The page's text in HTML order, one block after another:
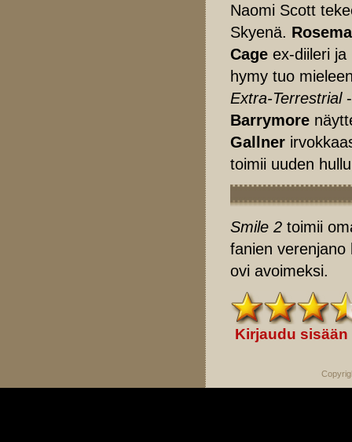
Naomi Scott
Skyenä.
Cage ex-diileri ja
hymy tuo
Extra-Terrestrial-
Barrymore
Gallner
toimii uuden
Smile 2 toimii
fanien verenjano
ovi avoimeksi.
Kirjaudu sisään